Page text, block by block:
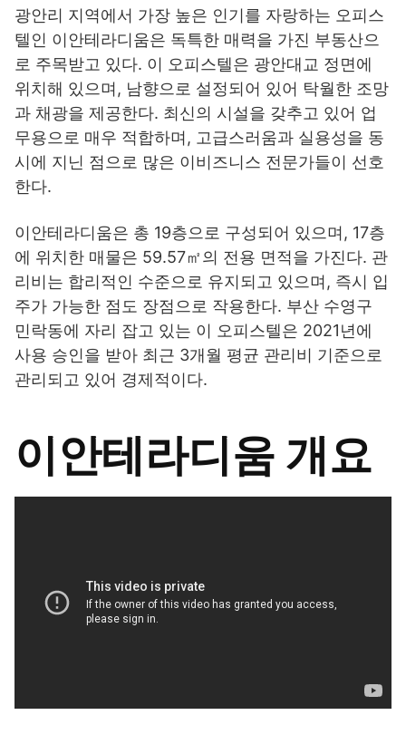
광안리 지역에서 가장 높은 인기를 자랑하는 오피스
텔인 이안테라디움은 독특한 매력을 가진 부동산으
로 주목받고 있다. 이 오피스텔은 광안대교 정면에
위치해 있으며, 남향으로 설정되어 있어 탁월한 조망
과 채광을 제공한다. 최신의 시설을 갖추고 있어 업
무용으로 매우 적합하며, 고급스러움과 실용성을 동
시에 지닌 점으로 많은 이비즈니스 전문가들이 선호
한다.
이안테라디움은 총 19층으로 구성되어 있으며, 17층
에 위치한 매물은 59.57㎡의 전용 면적을 가진다. 관
리비는 합리적인 수준으로 유지되고 있으며, 즉시 입
주가 가능한 점도 장점으로 작용한다. 부산 수영구
민락동에 자리 잡고 있는 이 오피스텔은 2021년에
사용 승인을 받아 최근 3개월 평균 관리비 기준으로
관리되고 있어 경제적이다.
이안테라디움 개요